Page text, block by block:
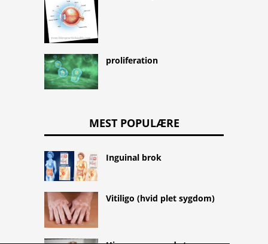
proliferation
MEST POPULÆRE
Inguinal brok
Vitiligo (hvid plet sygdom)